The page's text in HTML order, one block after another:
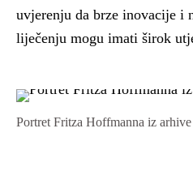
uvjerenju da brze inovacije i
liječenju mogu imati širok
Portret Fritza Hoffmanna iz